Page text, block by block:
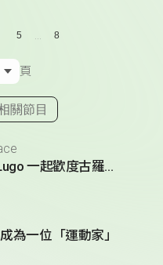
5 ... 8
頁
相關單集
關節目
穿越西班牙小城Lugo 一起歡度古羅馬節慶
為一位「運動家」